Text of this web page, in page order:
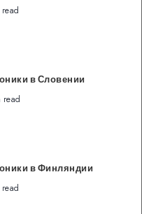
в Словении
в Финляндии